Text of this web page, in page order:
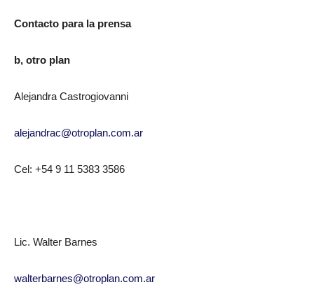
Contacto para la prensa
b, otro plan
Alejandra Castrogiovanni
alejandrac@otroplan.com.ar
Cel: +54 9 11 5383 3586
Lic. Walter Barnes
walterbarnes@otroplan.com.ar